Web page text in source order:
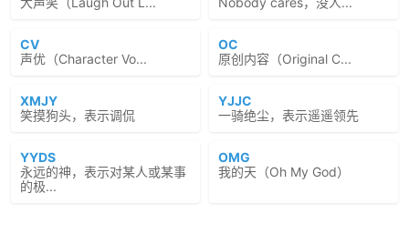
CV
声优（Character Vo...
OC
原创内容（Original C...
XMJY
笑摸狗头，表示调侃
YJJC
一骑绝尘，表示遥遥领先
YYDS
永远的神，表示对某人或某事
的极...
OMG
我的天（Oh My God）